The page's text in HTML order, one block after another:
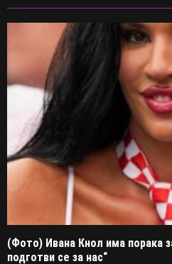
(Фото) Ивана Кнол има порака
подготви се за нас“